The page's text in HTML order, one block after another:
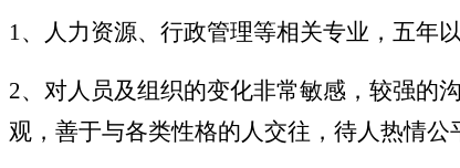
1、人力资源、行政管理等相关专业，五年
2、对人员及组织的变化非常敏感，较强的
观，善于与各类性格的人交往，待人热情公